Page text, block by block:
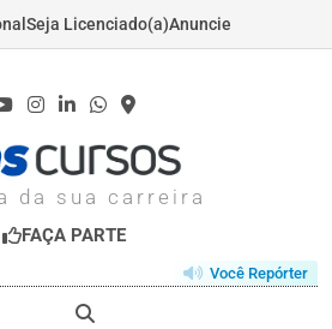
Seja Licenciado(a)Anuncie
da sua carreira
FAÇA PARTE
Você Repórter